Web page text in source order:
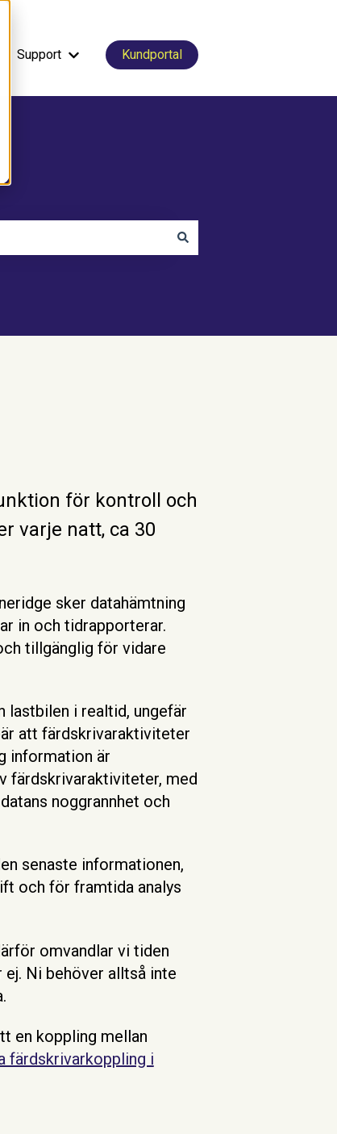
Support
Visa undermeny för Support
Kundportal
för kontroll och
varje natt, ca 30
sker datahämtning
in och tidrapporterar.
tillgänglig för vidare
lastbilen i realtid, ungefär
att färdskrivaraktiviteter
information är
färdskrivaraktiviteter, med
noggrannhet och
senaste informationen,
och för framtida analys
omvandlar vi tiden
Ni behöver alltså inte
en koppling mellan
färdskrivarkoppling i